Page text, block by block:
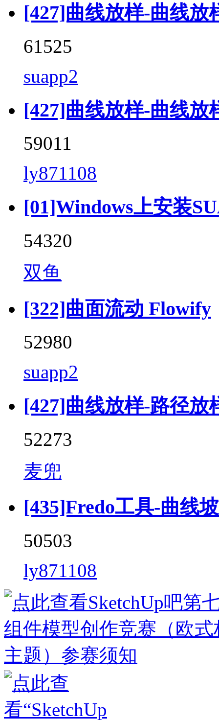
[427]曲线放样-曲线放
61525
suapp2
[427]曲线放样-曲线放
59011
ly871108
[01]Windows上安装
54320
双鱼
[322]曲面流动 Flowify
52980
suapp2
[427]曲线放样-路径放
52273
麦兜
[435]Fredo工具-曲线
50503
ly871108